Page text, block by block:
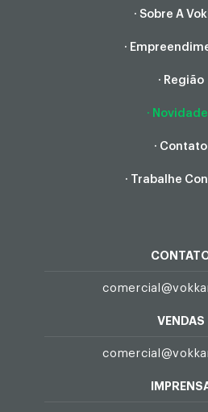
· Sobre A
·
· Região
·
· Contato
· Trabalhe
VENDAS